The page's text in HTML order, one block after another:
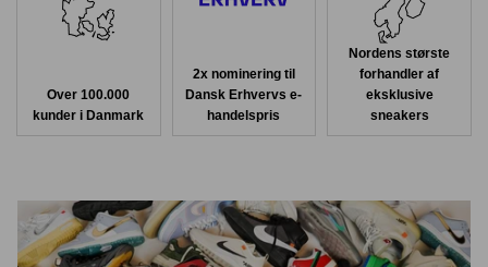
Over 100.000
kunder i Danmark
2x nominering til
Dansk Erhvervs e-
handelspris
Nordens største
forhandler af
eksklusive
sneakers